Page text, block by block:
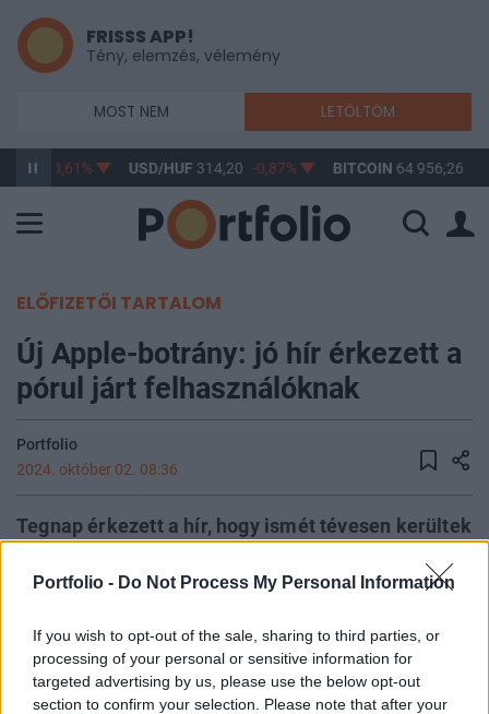
Portfolio - Do Not Process My Personal Information
If you wish to opt-out of the sale, sharing to third parties, or
processing of your personal or sensitive information for
targeted advertising by us, please use the below opt-out
section to confirm your selection. Please note that after your
FRISSS APP!
Tény, elemzés, vélemény
MOST NEM LETÖLTÖM
-0,61% USD/HUF 314,20 -0,87% BITCOIN 64 956,26
ELŐFIZETŐI TARTALOM
Új Apple-botrány: jó hír érkezett a
pórul járt felhasználóknak
Portfolio
2024. október 02. 08:36
Tegnap érkezett a hír, hogy ismét tévesen kerültek
körében, most a nyári esettel ellentétben a
Ezúttal nem csak a magyar felhasználóknál
észlelték a problémát: 20 ország kártyabirtokosait
érinti az Apple rendszereiben keletkezett zavar.